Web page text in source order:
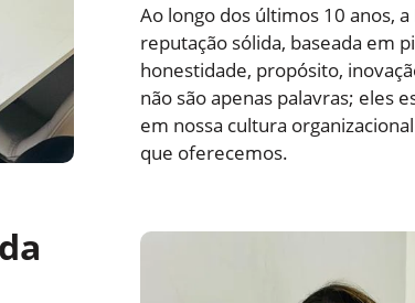
Ao longo dos últimos 10 anos,
reputação sólida, baseada em
honestidade, propósito,
não são apenas palavras; eles
em nossa cultura
que oferecemos.